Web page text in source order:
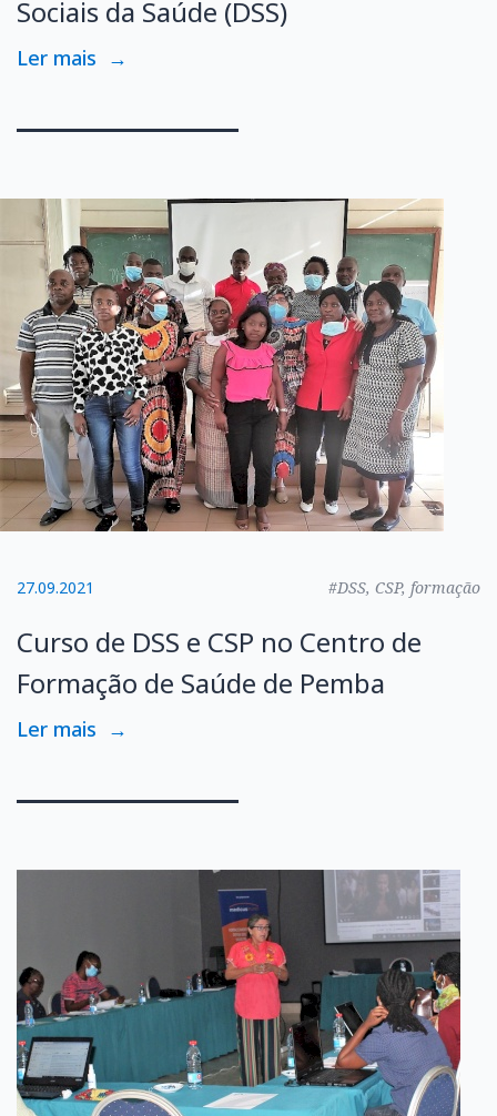
Sociais da Saúde (DSS)
Ler mais →
27.09.2021 #DSS, CSP, formação
Curso de DSS e CSP no Centro de
Formação de Saúde de Pemba
Ler mais →